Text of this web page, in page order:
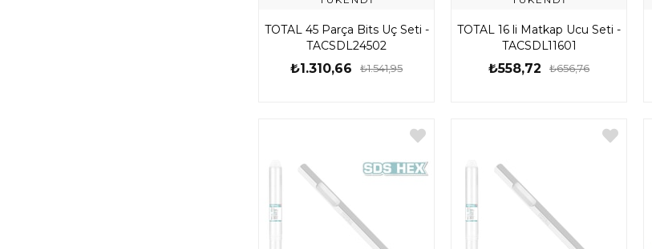
TOTAL 45 Parça Bits Uç Seti -
TACSDL24502
₺1.310,66 ₺1.541,95
TOTAL 16 li Matkap Ucu Seti -
TACSDL11601
₺558,72 ₺656,76